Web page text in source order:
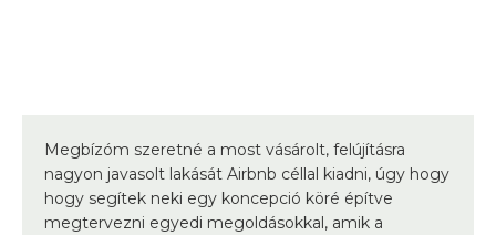
Megbízóm szeretné a most vásárolt, felújításra
nagyon javasolt lakását Airbnb céllal kiadni, úgy hogy
hogy segítek neki egy koncepció köré építve
megtervezni egyedi megoldásokkal, amik a